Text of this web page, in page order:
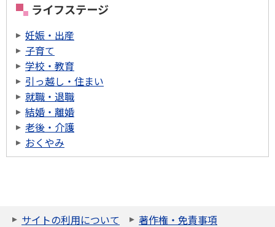
ライフステージ
妊娠・出産
子育て
学校・教育
引っ越し・住まい
就職・退職
結婚・離婚
老後・介護
おくやみ
サイトの利用について
著作権・免責事項